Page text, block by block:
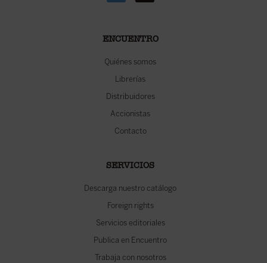
ENCUENTRO
Quiénes somos
Librerías
Distribuidores
Accionistas
Contacto
SERVICIOS
Descarga nuestro catálogo
Foreign rights
Servicios editoriales
Publica en Encuentro
Trabaja con nosotros